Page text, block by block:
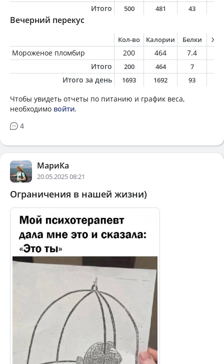
Итого
500 481 43
Вечерний перекус
Кол-во Калории Белки
Мороженое пломбир 200 464 7.4
Итого
200 464 7
Итого за день 1693 1692 93
Чтобы увидеть отчеты по питанию и график веса,
необходимо войти.
4
МариКа
20.05.2025 08:21
Ограничения в нашей жизни)